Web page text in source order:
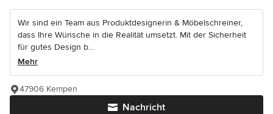
Wir sind ein Team aus Produktdesignerin & Möbelschreiner,
dass Ihre Wünsche in die Realität umsetzt. Mit der Sicherheit
für gutes Design b...
Mehr
Nachricht
47906 Kempen